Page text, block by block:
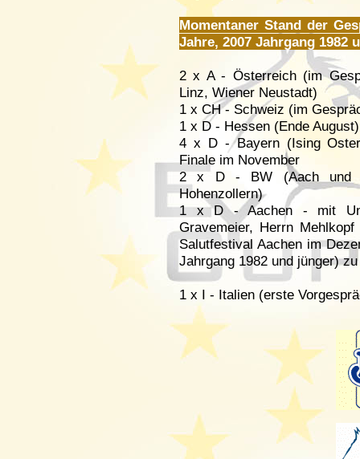
Momentaner Stand der
Jahre, 2007 Jahrgang 1982
2 x A - Österreich (im
Linz, Wiener Neustadt)
1 x CH - Schweiz (im
1 x D - Hessen (Ende August)
4 x D - Bayern (Ising
Finale im November
2 x D - BW (Aach und
Hohenzollern)
1 x D - Aachen - mit
Gravemeier, Herrn
Salutfestival Aachen im
Jahrgang 1982 und jünger)
1 x I - Italien (erste